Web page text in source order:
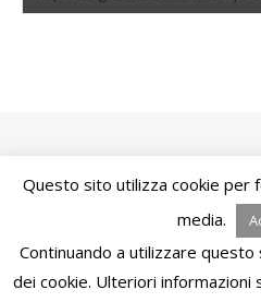
Bard Tema di
TORNA IN
Questo sito utilizza cookie per
media.
Continuando a utilizzare
dei cookie. Ulteriori informazioni